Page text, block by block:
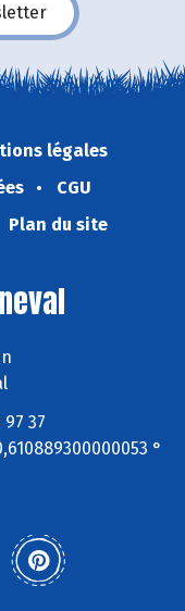
légales
CGU
Plan du site
37
°